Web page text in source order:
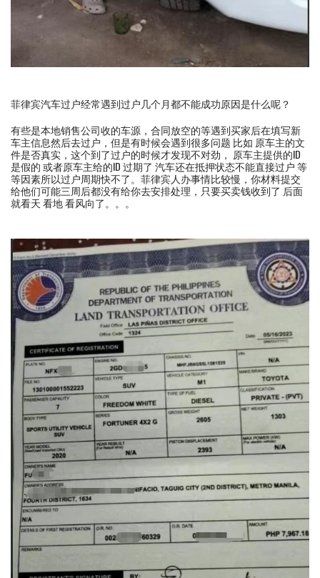
菲律宾汽车过户经常遇到过户几个月都不能成功原因是什么呢？
有些是本地销售公司收的车源，合同放空的等遇到买家后在填写新
车主信息然后去过户，但是有时候会遇到很多问题 比如 原车主的文
件是否真实，这个到了过户的时候才发现不对劲， 原车主提供的ID
是假的 或者原车主给的ID 过期了 汽车还在抵押状态不能直接过户 等
等因素所以过户周期快不了。菲律宾人办事情比较慢，你材料提交
给他们可能三周后都没有给你去安排处理，只要买卖钱收到了 后面
就看天 看地 看风向了。。。